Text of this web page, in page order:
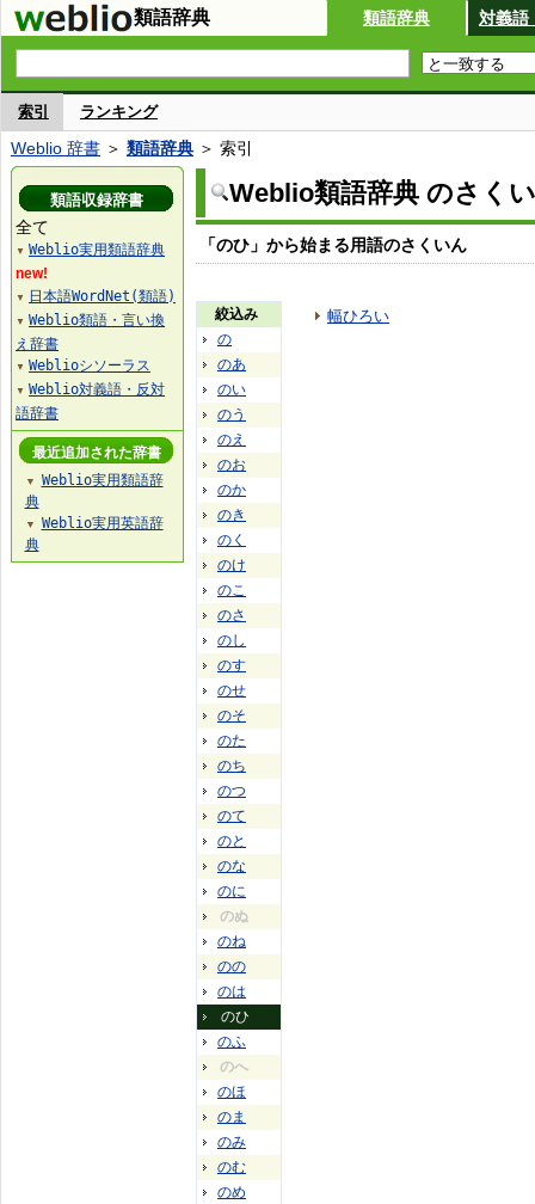
類語辞典 類語辞典 対義語
索引 ランキング
Weblio 辞書 ＞ 類語辞典 ＞ 索引
Weblio類語辞典 のさく
「のひ」から始まる用語のさくいん
絞込み
の
のあ
のい
のう
のえ
のお
のか
のき
のく
のけ
のこ
のさ
のし
のす
のせ
のそ
のた
のち
のつ
のて
のと
のな
のに
のぬ
のね
のの
のは
のひ
のふ
のへ
のほ
のま
のみ
のむ
のめ
幅ひろい
類語収録辞書
全て
▼ Weblio実用類語辞典
new!
▼ 日本語WordNet(類語)
▼ Weblio類語・言い換
え辞書
▼ Weblioシソーラス
▼ Weblio対義語・反対
語辞書
最近追加された辞書
▼
Weblio実用類語辞
典
▼
Weblio実用英語辞
典